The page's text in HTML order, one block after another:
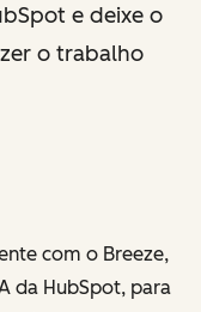
e deixe o
o trabalho
com o Breeze,
da HubSpot, para